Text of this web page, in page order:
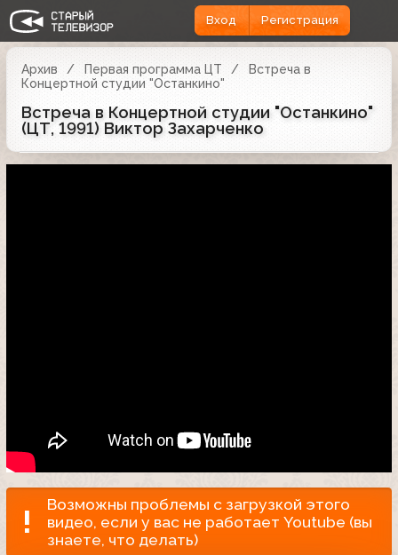
Вход Регистрация
Архив Первая программа ЦТ
Встреча в
Концертной студии "Останкино"
Встреча в Концертной студии "Останкино"
(ЦТ, 1991) Виктор Захарченко
Возможны проблемы с загрузкой этого
видео, если у вас не работает Youtube (вы
знаете, что делать)